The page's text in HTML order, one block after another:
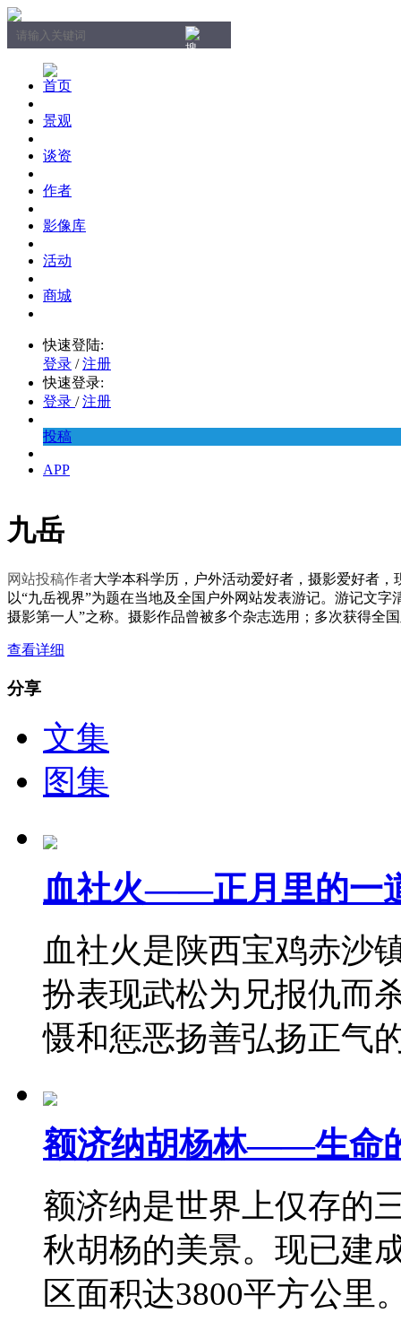
首页
景观
谈资
作者
影像库
活动
商城
快速登陆:
登录 / 注册
快速登录:
登录 / 注册
投稿
APP
九岳
网站投稿作者大学本科学历，户外活动爱好者，摄影爱好者
以“九岳视界”为题在当地及全国户外网站发表游记。游记文
摄影第一人”之称。摄影作品曾被多个杂志选用；多次获得全
查看详细
分享
文集
图集
血社火——正月里的一
血社火是陕西宝鸡赤沙
扮表现武松为兄报仇而
慑和惩恶扬善弘扬正
额济纳胡杨林——生命
额济纳是世界上仅存的
秋胡杨的美景。现已建
区面积达3800平方公里